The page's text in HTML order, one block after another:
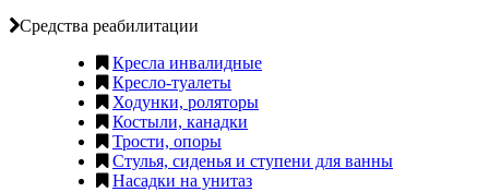
Средства реабилитации
Кресла инвалидные
Кресло-туалеты
Ходунки, роляторы
Костыли, канадки
Трости, опоры
Стулья, сиденья и ступени для ванны
Насадки на унитаз